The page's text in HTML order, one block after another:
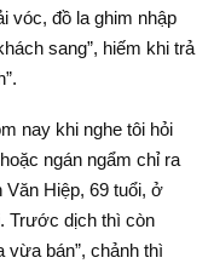
vóc, đồ la ghim nhập
sang”, hiếm khi trả
nay khi nghe tôi hỏi
ngán ngẩm chỉ ra
Hiệp, 69 tuổi, ở
Trước dịch thì còn
vừa bán”, chảnh thì